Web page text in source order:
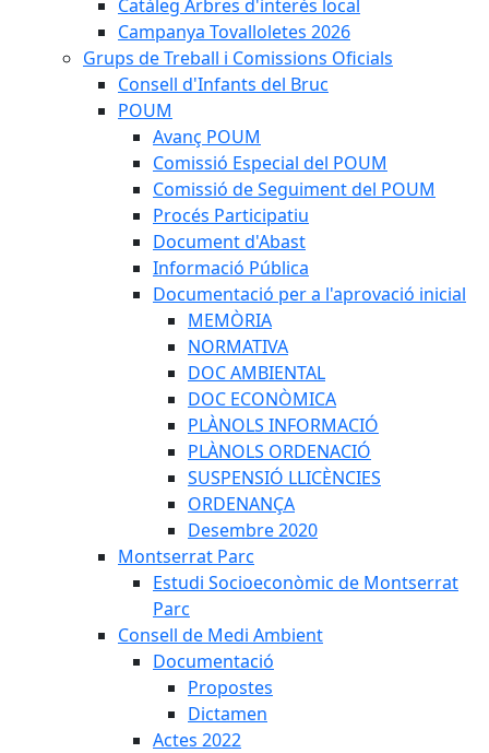
Catàleg Arbres d'interès local
Campanya Tovalloletes 2026
Grups de Treball i Comissions Oficials
Consell d'Infants del Bruc
POUM
Avanç POUM
Comissió Especial del POUM
Comissió de Seguiment del POUM
Procés Participatiu
Document d'Abast
Informació Pública
Documentació per a l'aprovació inicial
MEMÒRIA
NORMATIVA
DOC AMBIENTAL
DOC ECONÒMICA
PLÀNOLS INFORMACIÓ
PLÀNOLS ORDENACIÓ
SUSPENSIÓ LLICÈNCIES
ORDENANÇA
Desembre 2020
Montserrat Parc
Estudi Socioeconòmic de Montserrat
Parc
Consell de Medi Ambient
Documentació
Propostes
Dictamen
Actes 2022